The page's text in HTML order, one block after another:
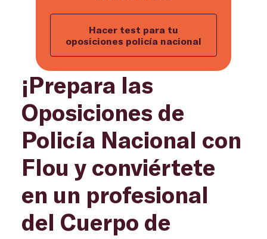
Hacer test para tu
oposiciones policía nacional
¡Prepara las
Oposiciones de
Policía Nacional con
Flou y conviértete
en un profesional
del Cuerpo de